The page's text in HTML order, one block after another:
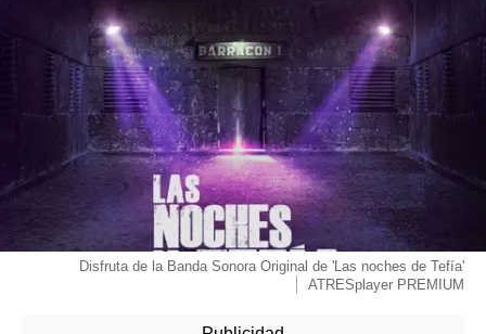
Disfruta de la Banda Sonora Original de 'Las noches de Tefía'
ATRESplayer PREMIUM